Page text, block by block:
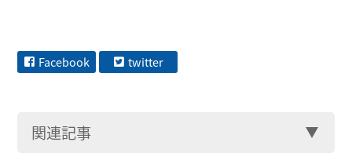
Facebook twitter
関連記事